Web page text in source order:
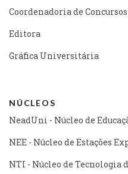
Coordenadoria de
Editora
Gráfica Universitária
NÚCLEOS
NeadUni - Núcleo de
NEE - Núcleo de Estações
NTI - Núcleo de Tecnologia